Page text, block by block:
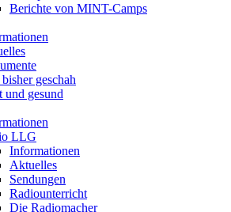
Berichte von MINT-Camps
geschah
und gesund
LLG
Informationen
Aktuelles
Sendungen
Radiounterricht
Die Radiomacher